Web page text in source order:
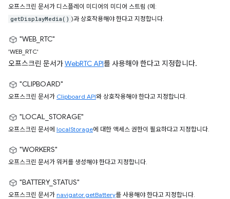
오프스크린 문서가 디스플레이 미디어의 미디어 스트림 (예:
getDisplayMedia() )과 상호작용해야 한다고 지정합니다.
"WEB_RTC"
'WEB_RTC'
오프스크린 문서가WebRTC API를 사용해야 한다고 지정합니다.
"CLIPBOARD"
오프스크린 문서가 Clipboard API와 상호작용해야 한다고 지정합니다.
"LOCAL_STORAGE"
오프스크린 문서에 localStorage에 대한 액세스 권한이 필요하다고 지정합니다.
"WORKERS"
오프스크린 문서가 워커를 생성해야 한다고 지정합니다.
"BATTERY_STATUS"
오프스크린 문서가 navigator.getBattery를 사용해야 한다고 지정합니다.